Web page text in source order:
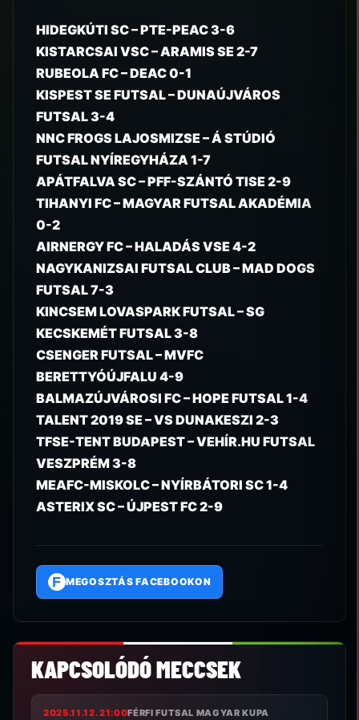
HIDEGKÚTI SC – PTE-PEAC 3-6
KISTARCSAI VSC – ARAMIS SE 2-7
RUBEOLA FC – DEAC 0-1
KISPEST SE FUTSAL – DUNAÚJVÁROS
FUTSAL 3-4
NNC FROGS LAJOSMIZSE – Á STÚDIÓ
FUTSAL NYÍREGYHÁZA 1-7
APÁTFALVA SC – PFF-SZÁNTÓ TISE 2-9
TIHANYI FC – MAGYAR FUTSAL AKADÉMIA
0-2
AIRNERGY FC – HALADÁS VSE 4-2
NAGYKANIZSAI FUTSAL CLUB – MAD DOGS
FUTSAL 7-3
KINCSEM LOVASPARK FUTSAL – SG
KECSKEMÉT FUTSAL 3-8
CSENGER FUTSAL – MVFC
BERETTYÓÚJFALU 4-9
BALMAZÚJVÁROSI FC – HOPE FUTSAL 1-4
TALENT 2019 SE – VS DUNAKESZI 2-3
TFSE-TENT BUDAPEST – VEHÍR.HU FUTSAL
VESZPRÉM 3-8
MEAFC-MISKOLC – NYÍRBÁTORI SC 1-4
ASTERIX SC – ÚJPEST FC 2-9
F MEGOSZTÁS FACEBOOKON
KAPCSOLÓDÓ MECCSEK
2025.11.12. 21:00FÉRFI FUTSAL MAGYAR KUPA